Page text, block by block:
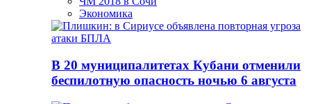
Экономика
В 20 муниципалитетах Кубани отменили
беспилотную опасность ночью 6 августа